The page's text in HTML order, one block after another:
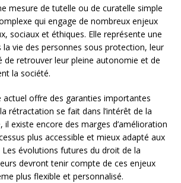
mesure de tutelle ou de curatelle simple
qui engage de nombreux enjeux
sociaux et éthiques. Elle représente une
la vie des personnes sous protection, leur
de retrouver leur pleine autonomie et de
la société.
actuel offre des garanties importantes
rétractation se fait dans l’intérêt de la
il existe encore des marges d’amélioration
plus accessible et mieux adapté aux
Les évolutions futures du droit de la
devront tenir compte de ces enjeux
plus flexible et personnalisé.